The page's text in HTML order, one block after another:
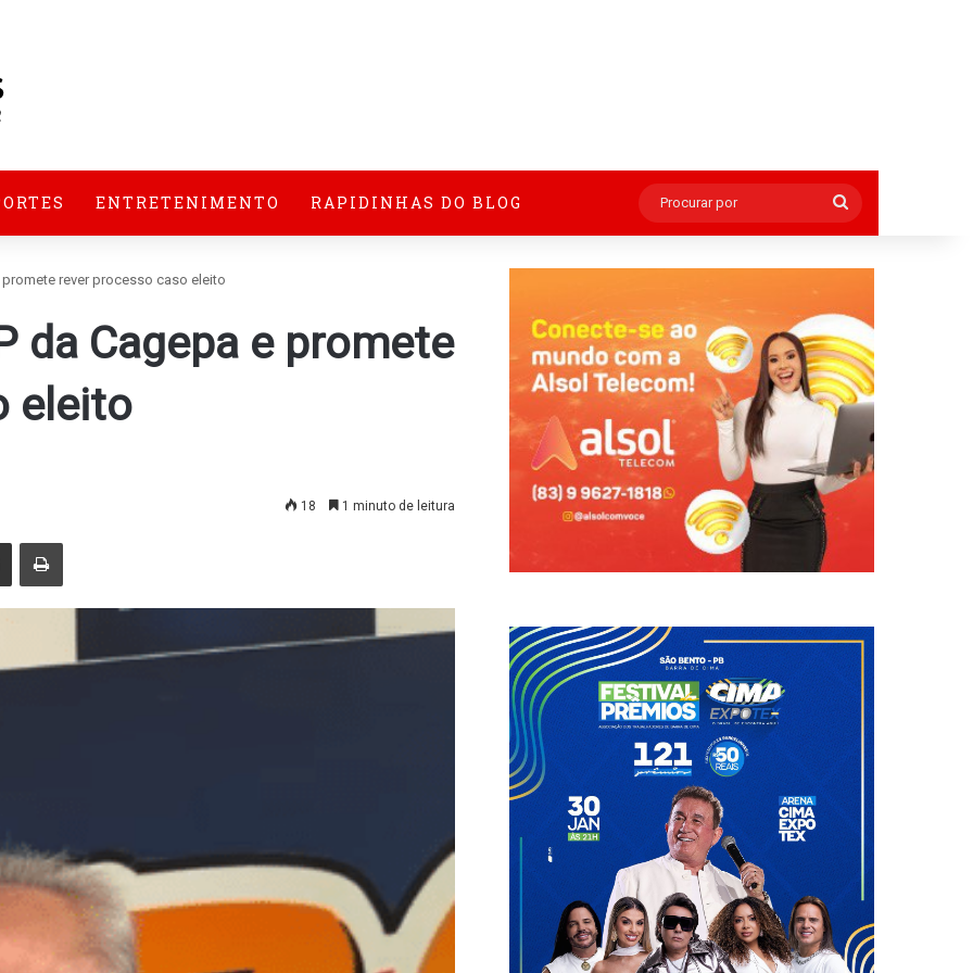
ENTRETENIMENTO RAPIDINHAS DO BLOG
Procurar
por
rever processo caso eleito
da Cagepa e promete
eleito
18 1 minuto de leitura
Compartilhar via e-mail Imprimir